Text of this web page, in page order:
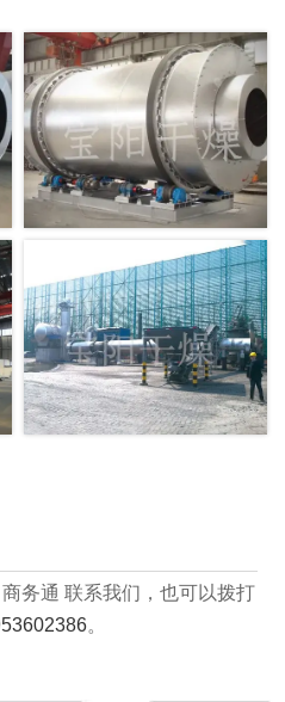
务通 联系我们，也可以拨打
。